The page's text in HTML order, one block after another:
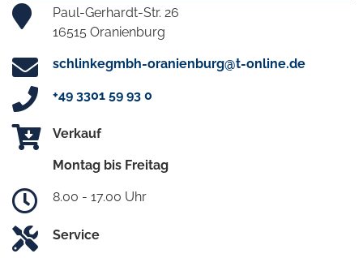
Paul-Gerhardt-Str. 26
16515 Oranienburg
schlinkegmbh-oranienburg@t-online.de
+49 3301 59 93 0
Verkauf
Montag bis Freitag
8.00 - 17.00 Uhr
Service